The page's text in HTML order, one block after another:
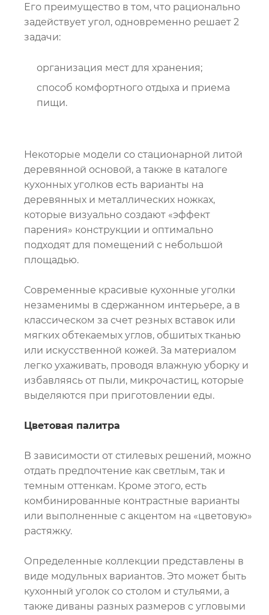
Его преимущество в том, что рационально
задействует угол, одновременно решает 2
задачи:
организация мест для хранения;
способ комфортного отдыха и приема
пищи.
Некоторые модели со стационарной литой
деревянной основой, а также в каталоге
кухонных уголков есть варианты на
деревянных и металлических ножках,
которые визуально создают «эффект
парения» конструкции и оптимально
подходят для помещений с небольшой
площадью.
Современные красивые кухонные уголки
незаменимы в сдержанном интерьере, а в
классическом за счет резных вставок или
мягких обтекаемых углов, обшитых тканью
или искусственной кожей. За материалом
легко ухаживать, проводя влажную уборку и
избавляясь от пыли, микрочастиц, которые
выделяются при приготовлении еды.
Цветовая палитра
В зависимости от стилевых решений, можно
отдать предпочтение как светлым, так и
темным оттенкам. Кроме этого, есть
комбинированные контрастные варианты
или выполненные с акцентом на «цветовую»
растяжку.
Определенные коллекции представлены в
виде модульных вариантов. Это может быть
кухонный уголок со столом и стульями, а
также диваны разных размеров с угловыми